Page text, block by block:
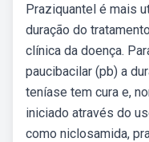
Praziquantel é mais
duração do
clínica da doença.
paucibacilar (pb) a
teníase tem cura e,
iniciado através do
como niclosamida,